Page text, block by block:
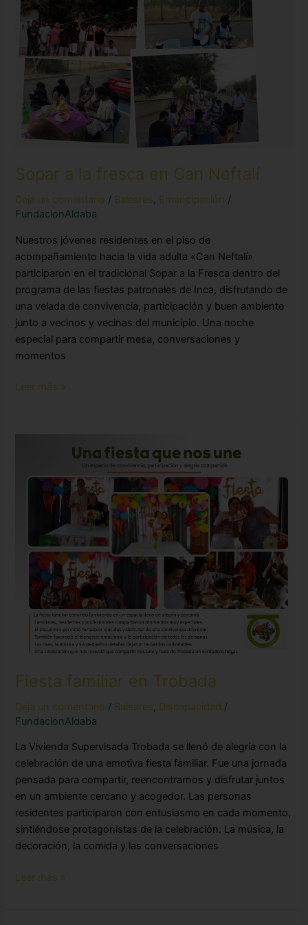
Sopar a la fresca en Can Neftalí
Deja un comentario / Baleares, Emancipación /
FundacionAldaba
Nuestros jóvenes residentes en el piso de
acompañamiento hacia la vida adulta «Can Neftalí»
participaron en el tradicional Sopar a la Fresca dentro del
programa de las fiestas patronales de Inca, disfrutando de
una velada de convivencia, participación y buen ambiente
junto a vecinos y vecinas del municipio. Una noche
especial para compartir mesa, conversaciones y
momentos
fresca
en
Neftalí
Leer más »
Fiesta familiar en Trobada
Deja un comentario / Baleares, Discapacidad /
FundacionAldaba
La Vivienda Supervisada Trobada se llenó de alegría con la
celebración de una emotiva fiesta familiar. Fue una jornada
pensada para compartir, reencontrarnos y disfrutar juntos
en un ambiente cercano y acogedor. Las personas
residentes participaron con entusiasmo en cada momento,
sintiéndose protagonistas de la celebración. La música, la
decoración, la comida y las conversaciones
Trobada
Leer más »